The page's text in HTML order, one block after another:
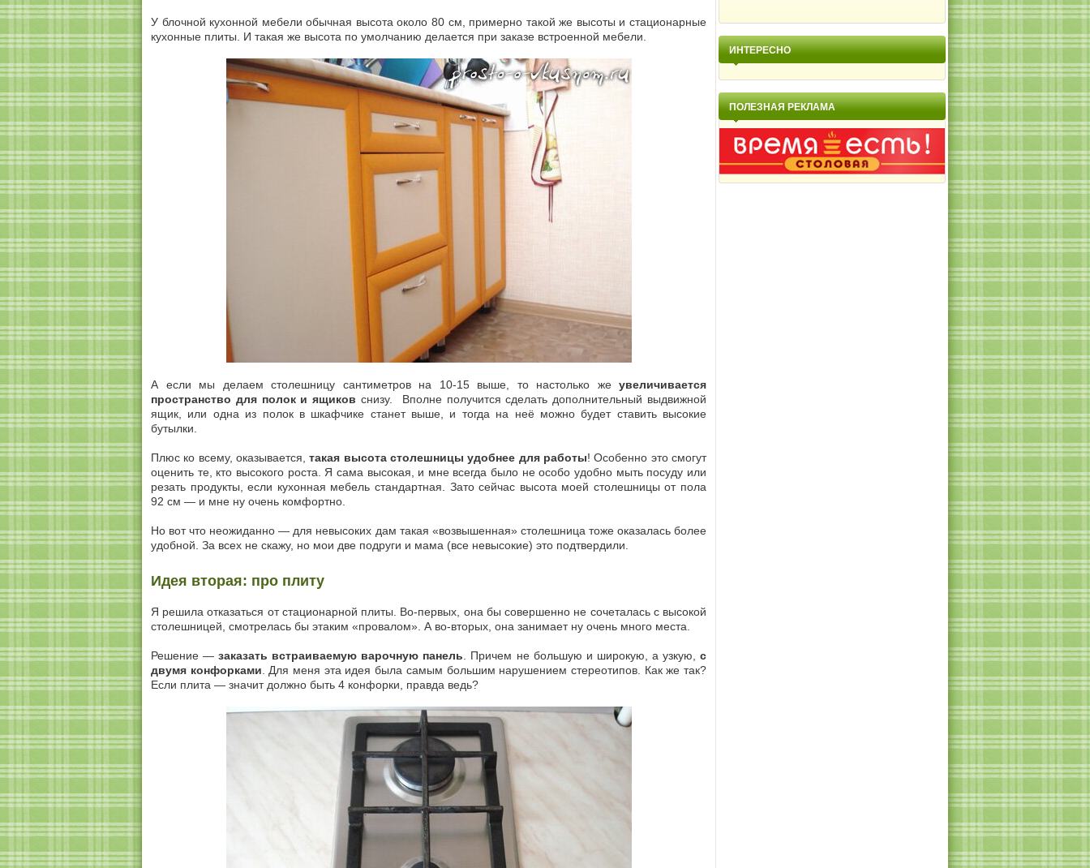
У блочной кухонной мебели обычная высота около 80 см, примерно такой же высоты и стационарные
кухонные плиты. И такая же высота по умолчанию делается при заказе встроенной мебели.
А если мы делаем столешницу сантиметров на 10-15 выше, то настолько же увеличивается
пространство для полок и ящиков снизу. Вполне получится сделать дополнительный выдвижной
ящик, или одна из полок в шкафчике станет выше, и тогда на неё можно будет ставить высокие
бутылки.
Плюс ко всему, оказывается,такая высота столешницы удобнее для работы! Особенно это смогут
оценить те, кто высокого роста. Я сама высокая, и мне всегда было не особо удобно мыть посуду или
резать продукты, если кухонная мебель стандартная. Зато сейчас высота моей столешницы от пола
92 см — и мне ну очень комфортно.
Но вот что неожиданно — для невысоких дам такая «возвышенная» столешница тоже оказалась более
удобной. За всех не скажу, но мои две подруги и мама (все невысокие) это подтвердили.
Идея вторая: про плиту
Я решила отказаться от стационарной плиты. Во-первых, она бы совершенно не сочеталась с высокой
столешницей, смотрелась бы этаким «провалом». А во-вторых, она занимает ну очень много места.
Решение —заказать встраиваемую варочную панель . Причем не большую и широкую, а узкую,с
двумя конфорками . Для меня эта идея была самым большим нарушением стереотипов. Как же так?
Если плита — значит должно быть 4 конфорки, правда ведь?
ИНТЕРЕСНО
ПОЛЕЗНАЯ РЕКЛАМА